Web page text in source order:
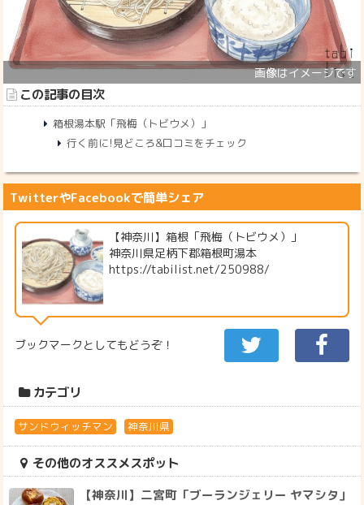
この記事の目次
箱根湯本駅「飛梅（トビウメ）」
行く前に!見どころ&口コミをチェック
TwitterやFacebookで簡単シェア
【神奈川】箱根「飛梅（トビウメ）」
神奈川県足柄下郡箱根町湯本
https://tabilist.net/250988/
ブックマークとしてもどうぞ！
カテゴリ
サンドウィッチマン 神奈川県
その他のオススメスポット
【神奈川】二宮町「ブーランジェリー ヤマシタ」